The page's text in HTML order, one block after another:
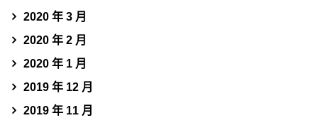
2020 年 3 月
2020 年 2 月
2020 年 1 月
2019 年 12 月
2019 年 11 月